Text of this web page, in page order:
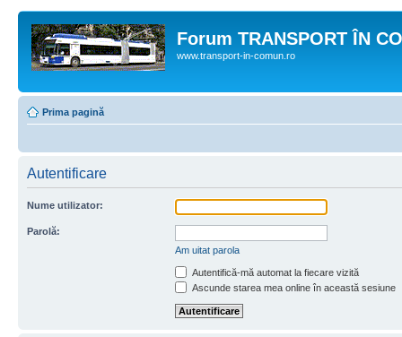
Forum TRANSPORT ÎN
www.transport-in-comun.ro
Prima pagină
Autentificare
Nume utilizator:
Parolă:
Am uitat parola
Autentifică-mă automat la fiecare vizită
Ascunde starea mea online în această sesiune